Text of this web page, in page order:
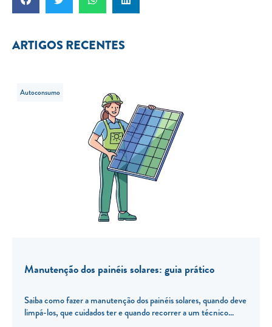
ARTIGOS RECENTES
Autoconsumo
Manutenção dos painéis solares: guia prático
Saiba como fazer a manutenção dos painéis solares, quando deve
limpá-los, que cuidados ter e quando recorrer a um técnico...